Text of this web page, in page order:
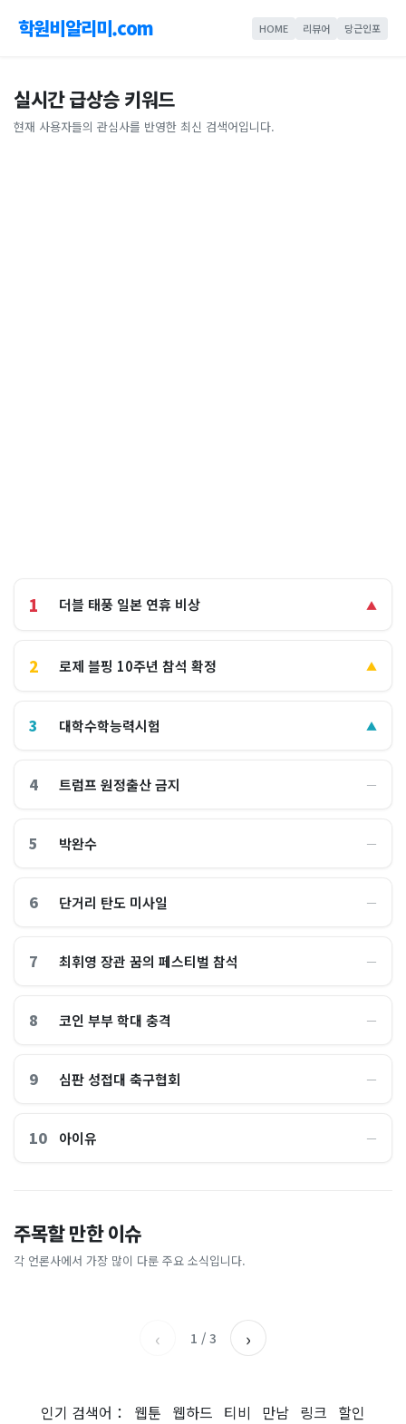
학원비알리미.com HOME 리뷰어 당근인포
실시간 급상승 키워드
현재 사용자들의 관심사를 반영한 최신 검색어입니다.
1 더블 태풍 일본 연휴 비상 ▲
2 로제 블핑 10주년 참석 확정 ▲
3 대학수학능력시험 ▲
4 트럼프 원정출산 금지 ―
5 박완수 ―
6 단거리 탄도 미사일 ―
7 최휘영 장관 꿈의 페스티벌 참석 ―
8 코인 부부 학대 충격 ―
9 심판 성접대 축구협회 ―
10 아이유 ―
주목할 만한 이슈
각 언론사에서 가장 많이 다룬 주요 소식입니다.
이 대통령 사관학교 통합 발언
에…“서울대 법대·충암고도
없애나”
채널A
라 출렁이는 日증시
아시아경제
총리 영상에 "대체 뭐냐" 발
칵‥日 배우도 "미친 짓"
실체, 은밀하게…[중국나라]
‹ 1 / 3 ›
인기 검색어： 웹툰 웹하드 티비 만남 링크 할인